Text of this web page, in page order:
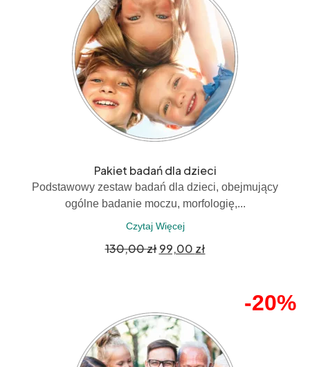
Pakiet badań dla dzieci
Podstawowy zestaw badań dla dzieci, obejmujący
ogólne badanie moczu, morfologię,...
Czytaj Więcej
130,00zł 99,00 zł
-20%